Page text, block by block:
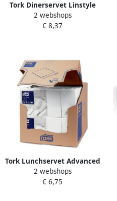
Tork Dinerservet Linstyle
Premium 1 4 vouw 1-laags
390x390mm 50 vel koraal
2 webshops
€ 8,37
Tork Lunchservet Advanced
1 8 vouw 2-laags
328x325mm 200 vel wit
2 webshops
€ 6,75